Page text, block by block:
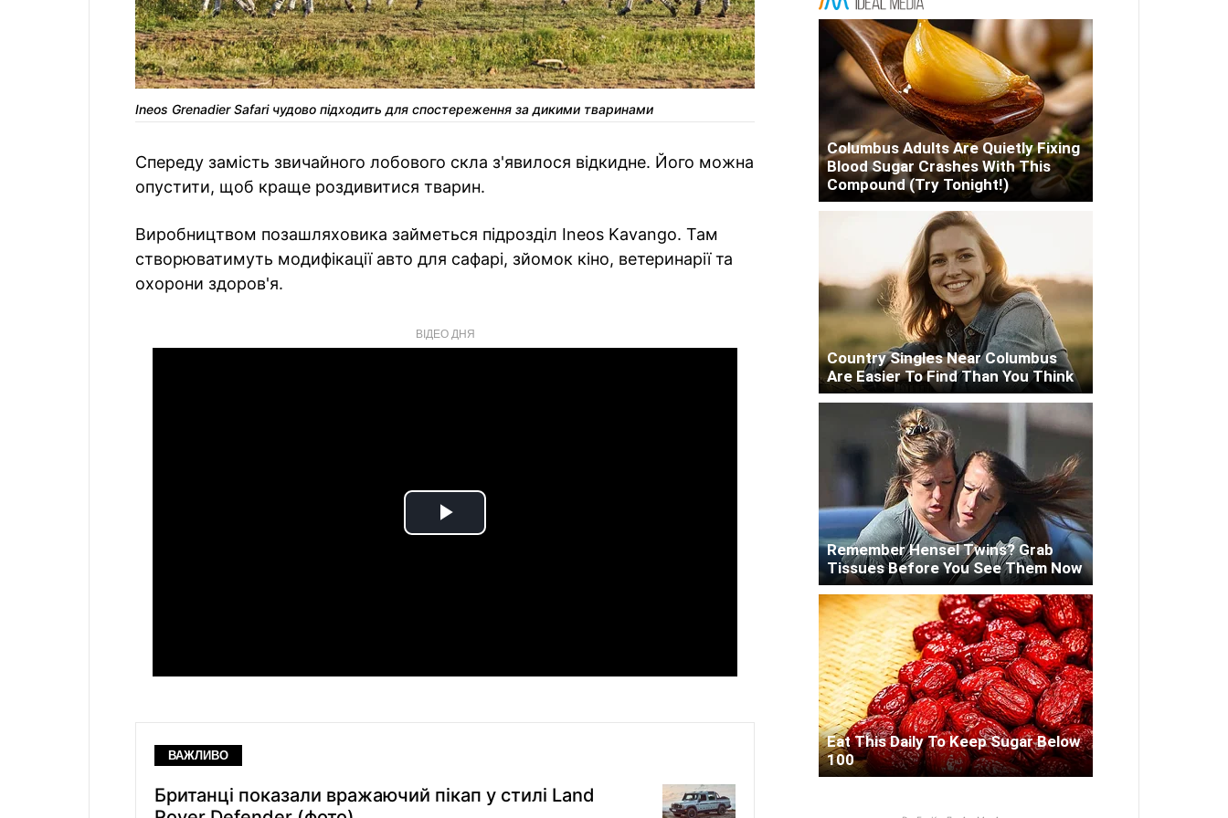
Ineos Grenadier Safari чудово підходить для спостереження за дикими тваринами
Спереду замість звичайного лобового скла з'явилося відкидне. Його можна
опустити, щоб краще роздивитися тварин.
Виробництвом позашляховика займеться підрозділ Ineos Kavango. Там
створюватимуть модифікації авто для сафарі, зйомок кіно, ветеринарії та
охорони здоров'я.
ВІДЕО ДНЯ
Play
ВАЖЛИВО
Британці показали вражаючий пікап у стилі Land
Columbus Adults Are Quietly Fixing
Blood Sugar Crashes With This
Compound (Try Tonight!)
Country Singles Near Columbus
Are Easier To Find Than You Think
Remember Hensel Twins? Grab
Tissues Before You See Them Now
Eat This Daily To Keep Sugar Below
100